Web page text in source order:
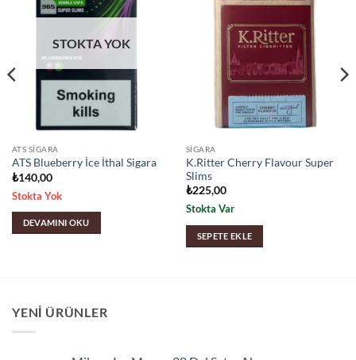
STOKTA YOK
ATS SIGARA
ATS Blueberry İce İthal Sigara
₺140,00
Stokta Yok
DEVAMINI OKU
SIGARA
K.Ritter Cherry Flavour Super
Slims
₺225,00
Stokta Var
SEPETE EKLE
YENI ÜRÜNLER